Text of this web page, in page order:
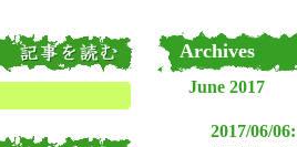
Archives
June 2017
2017/06/